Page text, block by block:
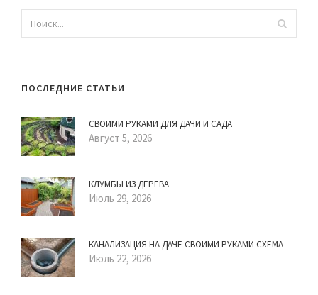
ПОСЛЕДНИЕ СТАТЬИ
СВОИМИ РУКАМИ ДЛЯ ДАЧИ И САДА
Август 5, 2026
КЛУМБЫ ИЗ ДЕРЕВА
Июль 29, 2026
КАНАЛИЗАЦИЯ НА ДАЧЕ СВОИМИ РУКАМИ СХЕМА
Июль 22, 2026